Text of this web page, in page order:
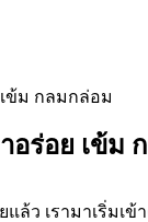
อร่อย เข้ม
แล้ว เรามาเริ่มเ